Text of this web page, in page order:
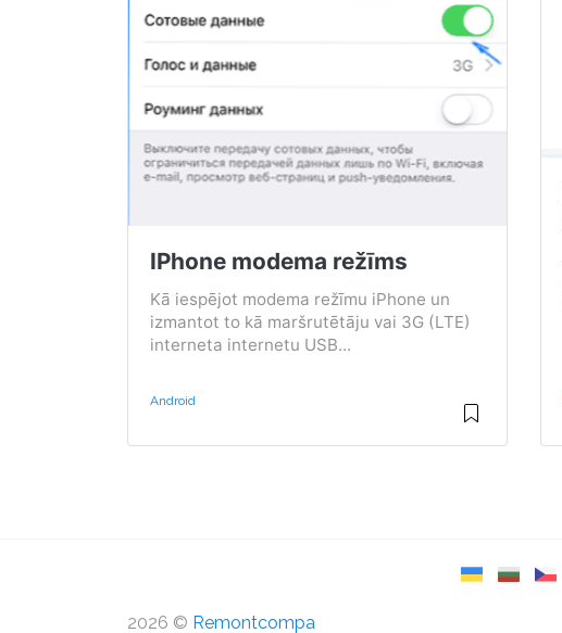
IPhone modema režīms
Kā iespējot modema režīmu iPhone un
izmantot to kā maršrutētāju vai 3G (LTE)
interneta internetu USB...
Android
2026 © Remontcompa